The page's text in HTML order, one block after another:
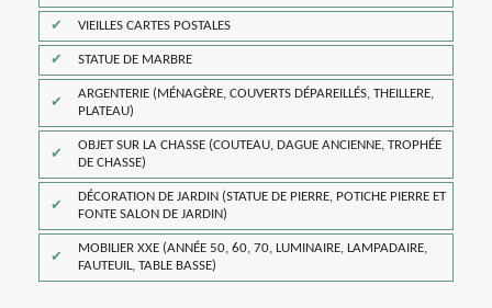
VIEILLES CARTES POSTALES
STATUE DE MARBRE
ARGENTERIE (MÉNAGÈRE, COUVERTS DÉPAREILLÉS, THEILLERE,
PLATEAU)
OBJET SUR LA CHASSE (COUTEAU, DAGUE ANCIENNE, TROPHÉE
DE CHASSE)
DÉCORATION DE JARDIN (STATUE DE PIERRE, POTICHE PIERRE ET
FONTE SALON DE JARDIN)
MOBILIER XXE (ANNÉE 50, 60, 70, LUMINAIRE, LAMPADAIRE,
FAUTEUIL, TABLE BASSE)